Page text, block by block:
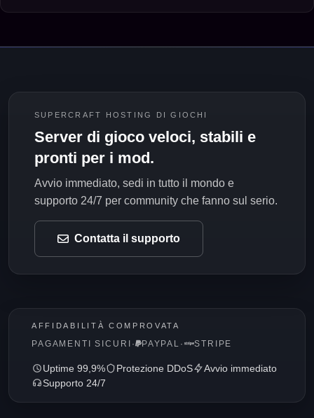
SUPERCRAFT HOSTING DI GIOCHI
Server di gioco veloci, stabili e
pronti per i mod.
Avvio immediato, sedi in tutto il mondo e
supporto 24/7 per community che fanno sul serio.
Contatta il supporto
AFFIDABILITÀ COMPROVATA
PAGAMENTI SICURI · PAYPAL · STRIPE
Uptime 99,9% Protezione DDoS
Avvio immediato
Supporto 24/7